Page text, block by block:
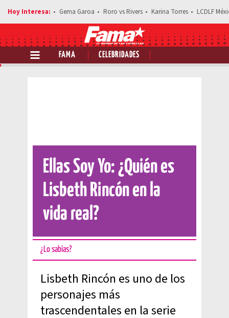
Gema Garoa Roro vs Rivers Karina Torres LCDLF
FAMA CELEBRIDADES
Comparte esta noticia
Ellas Soy Yo: ¿Quién es
Lisbeth Rincón en la
vida real?
¿Lo sabías?
Lisbeth Rincón es uno de los
personajes más
trascendentales en la serie